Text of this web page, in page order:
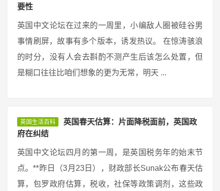
要性
英国中文论坛在过来的一周里，小编敌人圈被硅谷男
事情刷屏，故事有多个版本，诱发热议。 在惊涛骇浪
的时分，没有人会去斟酌不测产生后该怎么处置，但
是糊口往往比咱们想象的更为无常，明天 ...
英国生活百科
英国春天估算：片面降税面前，英国政
府在纠结
英国中文论坛四月的第一周，是英国税务年的始末节
点。**昨日（3月23日），财政部长Sunak公布春天估
算，包罗政府估算，税收，社保等政策调剂，这些政